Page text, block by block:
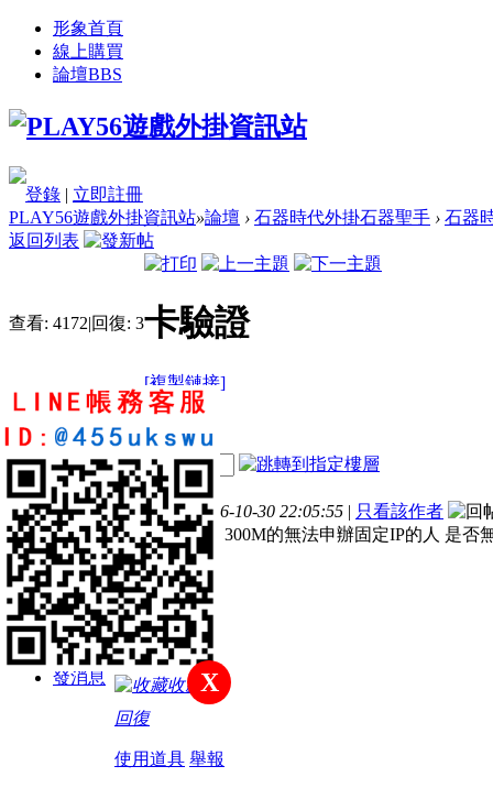
形象首頁
線上購買
論壇BBS
登錄 | 立即註冊
PLAY56遊戲外掛資訊站»論壇 › 石器時代外掛石器聖手 › 石器
返回列表
查看: 4172|回復: 3卡驗證
[複製鏈接]
jfisdgji
3
主題
6
帖子
21
積分
新手上路
積分
21
發消息
電梯直達
樓主
發表於 2016-10-30 22:05:55 | 只看該作者
我想請問一下 300M的無法申辦固定IP的人 是否
收藏
回復
使用道具 舉報
X